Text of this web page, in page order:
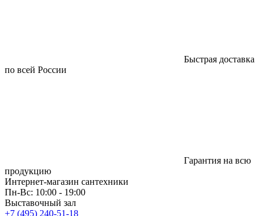
Быстрая доставка
по всей России
Гарантия на всю
продукцию
Интернет-магазин сантехники
Пн-Вс: 10:00 - 19:00
Выставочный зал
+7 (495) 240-51-18